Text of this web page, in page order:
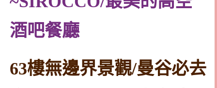
酒吧餐廳
63樓無邊界景觀/曼谷必去